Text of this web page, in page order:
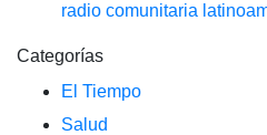
radio comunitaria
Categorías
El Tiempo
Salud